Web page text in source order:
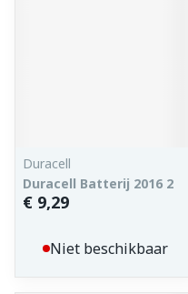
Duracell
Duracell Batterij 2016 2
€ 9,29
Niet beschikbaar